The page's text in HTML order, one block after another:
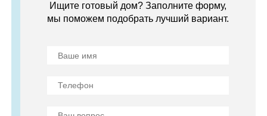
Ищите готовый дом? Заполните форму,
мы поможем подобрать лучший вариант.